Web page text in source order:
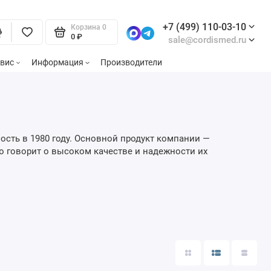
Корзина 0
0 ₽
+7 (499) 110-03-10
sale@cordismed.ru
Информация Производители
в 1980 году. Основной продукт компании —
говорит о высоком качестве и надежности их